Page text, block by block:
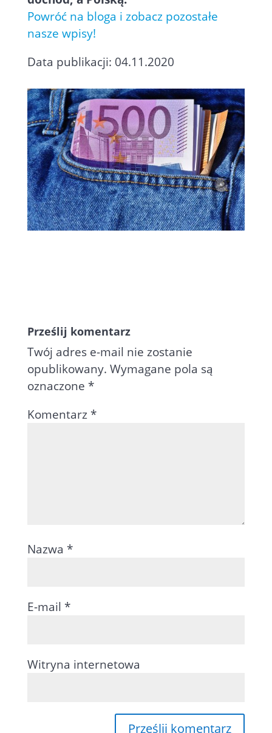
Powróć na bloga i zobacz pozostałe
nasze wpisy!
Data publikacji: 04.11.2020
Prześlij komentarz
Twój adres e-mail nie zostanie
opublikowany. Wymagane pola są
oznaczone *
Komentarz *
Nazwa *
E-mail *
Witryna internetowa